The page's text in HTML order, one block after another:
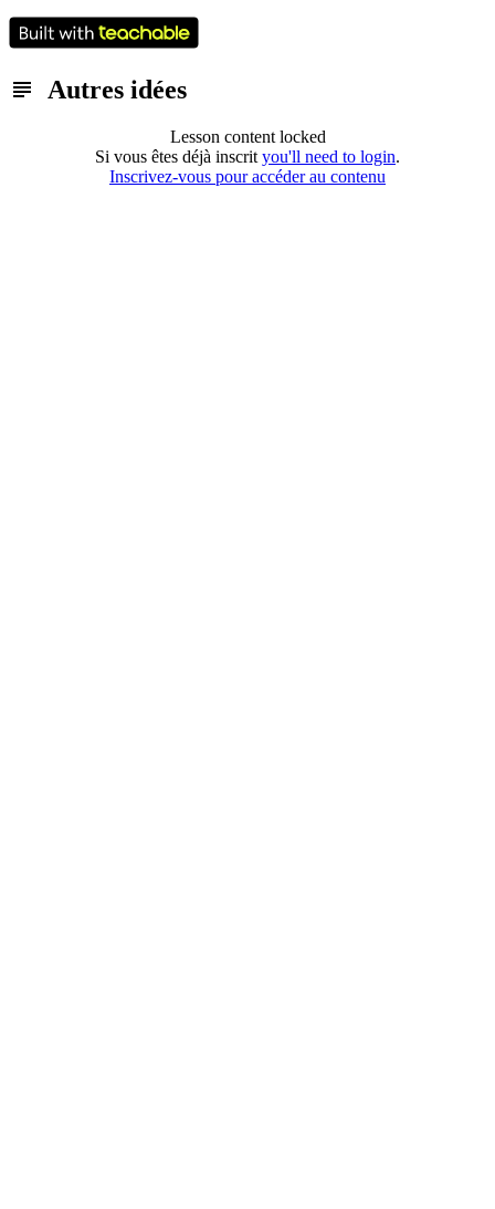
Autres idées
Lesson content locked
Si vous êtes déjà inscrit you'll need to login.
Inscrivez-vous pour accéder au contenu